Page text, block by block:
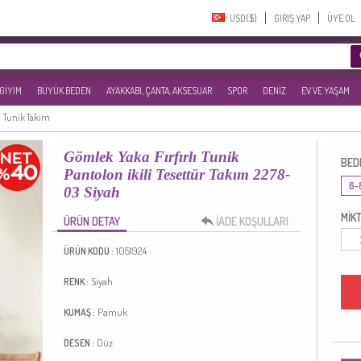
USD($)‎ GIRIŞ YAP ÜYE OL
BÜYÜK BEDEN AYAKKABI, ÇANTA, AKSESUAR SPOR DENİZ EV VE YAŞAM
Tunik Takım
Gömlek Yaka Fırfırlı Tunik
Pantolon ikili Tesettür Takım 2278-
03 Siyah
ÜRÜN DETAY İADE KOŞULLARI
ÜRÜN KODU : 1051924
RENK : Siyah
KUMAŞ : Pamuk
DESEN : Düz
6-